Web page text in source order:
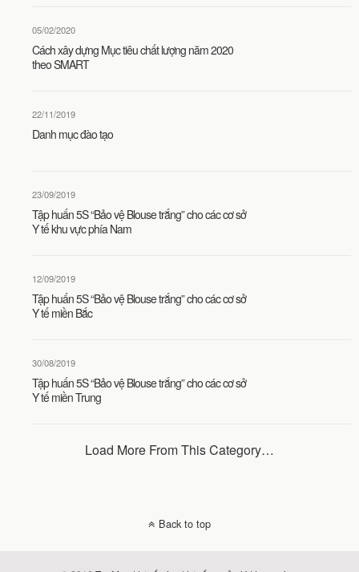
05/02/2020
Cách xây dựng Mục tiêu chất lượng năm 2020
theo SMART
22/11/2019
Danh mục đào tạo
23/09/2019
Tập huấn 5S “Bảo vệ Blouse trắng” cho các cơ sở
Y tế khu vực phía Nam
12/09/2019
Tập huấn 5S “Bảo vệ Blouse trắng” cho các cơ sở
Y tế miền Bắc
30/08/2019
Tập huấn 5S “Bảo vệ Blouse trắng” cho các cơ sở
Y tế miền Trung
Load More From This Category…
Back to top